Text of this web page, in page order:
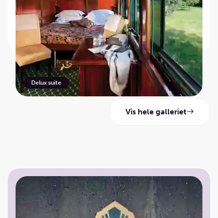
Delux suite
Lounge
komfortabel togreise med golf på noen av Sør-
Afrikas flotteste baner.
Vis hele galleriet